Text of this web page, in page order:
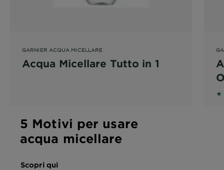
GARNIER ACQUA MICELLARE
Acqua Micellare Tutto in 1
5
5 Motivi per usare
acqua micellare
Scopri qui